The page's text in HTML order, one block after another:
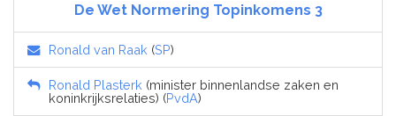
De Wet Normering Topinkomens 3
Ronald van Raak (SP)
Ronald Plasterk (minister binnenlandse zaken en
koninkrijksrelaties) (PvdA)